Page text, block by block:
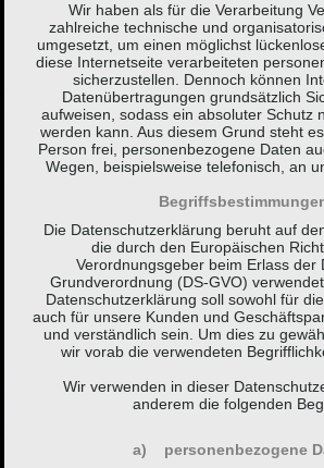
Wir haben als für die Verarbeitung
zahlreiche technische und
umgesetzt, um einen möglichst
diese Internetseite verarbeiteten
sicherzustellen. Dennoch können
Datenübertragungen grundsätzlich
aufweisen, sodass ein absoluter Schutz
werden kann. Aus diesem Grund steht
Person frei, personenbezogene Daten
Wegen, beispielsweise telefonisch, an
Die Datenschutzerklärung beruht auf
die durch den Europäischen
Verordnungsgeber beim Erlass der
Grundverordnung (DS-GVO)
Datenschutzerklärung soll sowohl für
auch für unsere Kunden und
und verständlich sein. Um dies zu
wir vorab die verwendeten
Wir verwenden in dieser
anderem die folgenden
a) personenbezogene